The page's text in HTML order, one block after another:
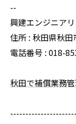
--
興建エンジニア
住所 : 秋田県秋
電話番号 : 018-
秋田で補償業務